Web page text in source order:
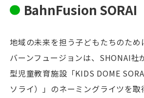
BahnFusion SORAI
地域の未来を担う子どもたちのため
バーンフュージョンは、SHONAI社
型児童教育施設「KIDS DOME
ソライ）」のネーミングライツを取